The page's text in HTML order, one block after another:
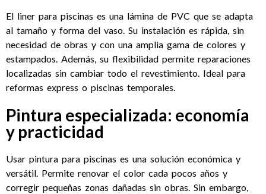
El liner para piscinas es una lámina de PVC que se adapta
al tamaño y forma del vaso. Su instalación es rápida, sin
necesidad de obras y con una amplia gama de colores y
estampados. Además, su flexibilidad permite reparaciones
localizadas sin cambiar todo el revestimiento. Ideal para
reformas express o piscinas temporales.
Pintura especializada: economía
y practicidad
Usar pintura para piscinas es una solución económica y
versátil. Permite renovar el color cada pocos años y
corregir pequeñas zonas dañadas sin obras. Sin embargo,